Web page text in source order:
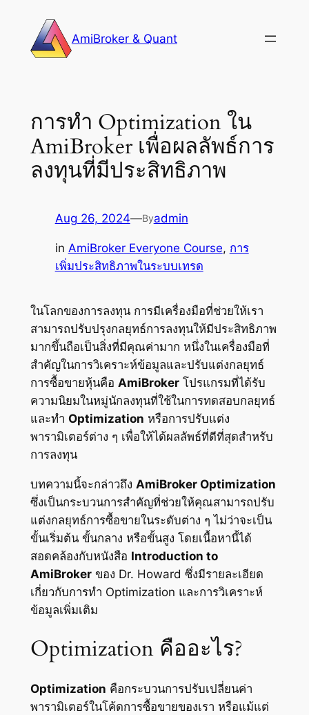
content
AmiBroker & Quant
การทำ Optimization ใน
AmiBroker เพื่อผลลัพธ์การ
ลงทุนที่มีประสิทธิภาพ
Aug 26, 2024—Byadmin
in AmiBroker Everyone Course, การ
เพิ่มประสิทธิภาพในระบบเทรด
ในโลกของการลงทุน การมีเครื่องมือที่ช่วยให้เรา
สามารถปรับปรุงกลยุทธ์การลงทุนให้มีประสิทธิภาพ
มากขึ้นถือเป็นสิ่งที่มีคุณค่ามาก หนึ่งในเครื่องมือที่
สำคัญในการวิเคราะห์ข้อมูลและปรับแต่งกลยุทธ์
การซื้อขายหุ้นคือ AmiBrokerโปรแกรมที่ได้รับ
ความนิยมในหมู่นักลงทุนที่ใช้ในการทดสอบกลยุทธ์
และทำ Optimization หรือการปรับแต่ง
พารามิเตอร์ต่าง ๆ เพื่อให้ได้ผลลัพธ์ที่ดีที่สุดสำหรับ
การลงทุน
บทความนี้จะกล่าวถึง AmiBroker Optimization
ซึ่งเป็นกระบวนการสำคัญที่ช่วยให้คุณสามารถปรับ
แต่งกลยุทธ์การซื้อขายในระดับต่าง ๆ ไม่ว่าจะเป็น
ขั้นเริ่มต้น ขั้นกลาง หรือขั้นสูง โดยเนื้อหานี้ได้
สอดคล้องกับหนังสือ Introduction to
AmiBrokerของ Dr. Howard ซึ่งมีรายละเอียด
เกี่ยวกับการทำ Optimization และการวิเคราะห์
ข้อมูลเพิ่มเติม
Optimization คืออะไร?
Optimization คือกระบวนการปรับเปลี่ยนค่า
พารามิเตอร์ในโค้ดการซื้อขายของเรา หรือแม้แต่